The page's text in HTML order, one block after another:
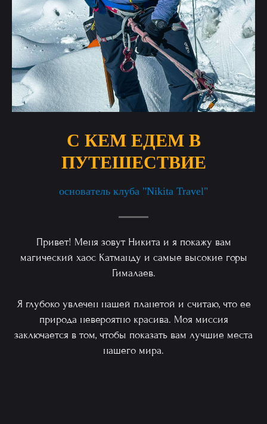
С КЕМ ЕДЕМ В
ПУТЕШЕСТВИЕ
основатель клуба "Nikita Travel"
Привет! Меня зовут Никита и я покажу вам
магический хаос Катманду и самые высокие горы
Гималаев.
Я глубоко увлечен нашей планетой и считаю, что ее
природа невероятно красива. Моя миссия
заключается в том, чтобы показать вам лучшие места
нашего мира.